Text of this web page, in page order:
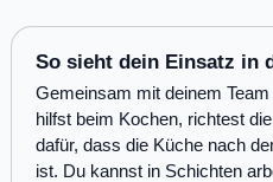
So sieht dein Einsatz in
Gemeinsam mit deinem
hilfst beim Kochen, richtest
dafür, dass die Küche nach
ist. Du kannst in Schichten